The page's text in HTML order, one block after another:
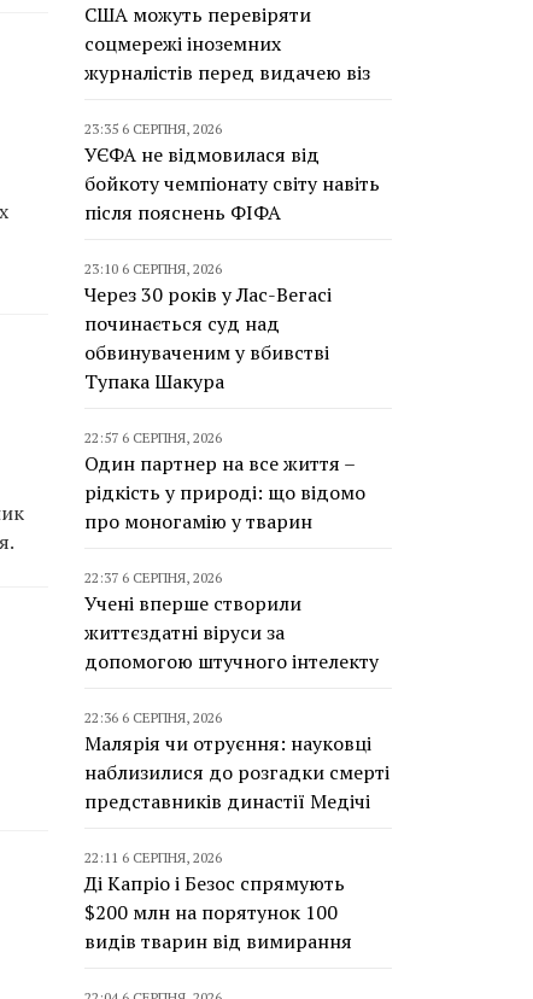
США можуть перевіряти
соцмережі іноземних
журналістів перед видачею віз
23:35 6 СЕРПНЯ, 2026
УЄФА не відмовилася від
бойкоту чемпіонату світу навіть
після пояснень ФІФА
23:10 6 СЕРПНЯ, 2026
Через 30 років у Лас-Вегасі
починається суд над
обвинуваченим у вбивстві
Тупака Шакура
22:57 6 СЕРПНЯ, 2026
Один партнер на все життя –
рідкість у природі: що відомо
про моногамію у тварин
22:37 6 СЕРПНЯ, 2026
Учені вперше створили
життєздатні віруси за
допомогою штучного інтелекту
22:36 6 СЕРПНЯ, 2026
Малярія чи отруєння: науковці
наблизилися до розгадки смерті
представників династії Медічі
22:11 6 СЕРПНЯ, 2026
Ді Капріо і Безос спрямують
$200 млн на порятунок 100
видів тварин від вимирання